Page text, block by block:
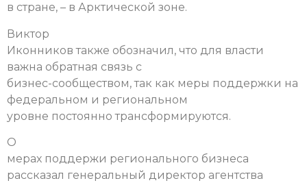
в стране, – в Арктической зоне.
Виктор
Иконников также обозначил, что для власти
важна обратная связь с
бизнес-сообществом, так как меры поддержки на
федеральном и региональном
уровне постоянно трансформируются.
О
мерах поддержи регионального бизнеса
рассказал генеральный директор агентства